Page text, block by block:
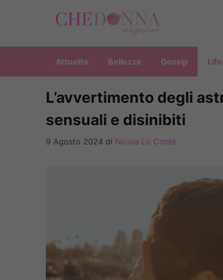
Attualità Bellezza Gossip
L’avvertimento degli
sensuali e disinibiti
9 Agosto 2024 di Nicola Lo Conte